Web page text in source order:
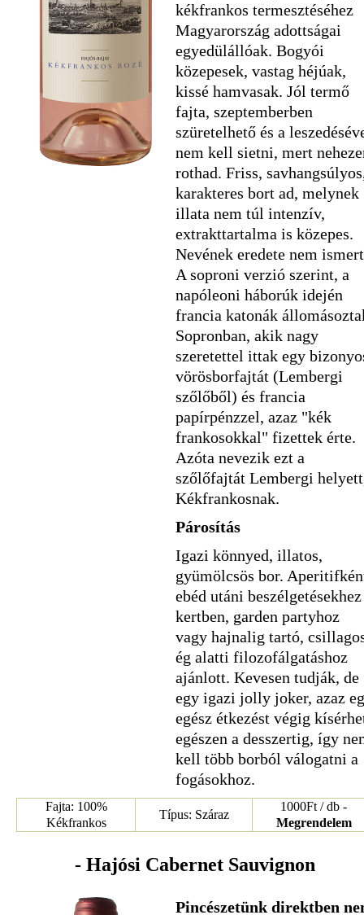
kékfrankos termesztéséhez
Magyarország adottságai
egyedülállóak. Bogyói
közepesek, vastag héjúak,
kissé hamvasak. Jól termő
fajta, szeptemberben
szüretelhető és a
nem kell sietni, mert
rothad. Friss,
karakteres bort ad, melynek
illata nem túl intenzív,
extrakttartalma is közepes.
Nevének eredete nem
A soproni verzió szerint, a
napóleoni háborúk idején
francia katonák
Sopronban, akik nagy
szeretettel ittak egy
vörösborfajtát (Lembergi
szőlőből) és francia
papírpénzzel, azaz "kék
frankosokkal" fizettek érte.
Azóta nevezik ezt a
szőlőfajtát Lembergi
Kékfrankosnak.
Párosítás
Igazi könnyed, illatos,
gyümölcsös bor.
ebéd utáni
kertben, garden partyhoz
vagy hajnalig tartó,
ég alatti filozofálgatáshoz
ajánlott. Kevesen tudják, de
egy igazi jolly joker, azaz
egész étkezést végig
egészen a desszertig, így
kell több borból válogatni a
fogásokhoz.
Fajta: 100%
Kékfrankos
Típus: Száraz
1000Ft / db -
Megrendelem
- Hajósi Cabernet Sauvignon
Pincészetünk direktben